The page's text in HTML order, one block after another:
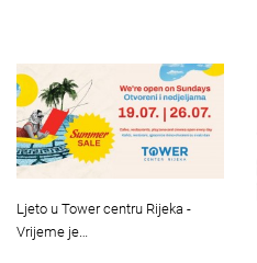
Ljeto u Tower centru Rijeka -
Vrijeme je…